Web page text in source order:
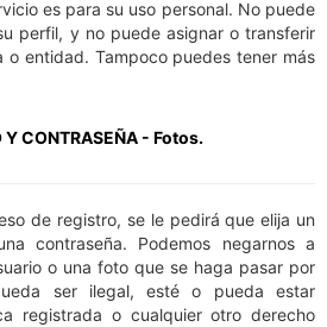
es para su uso personal. No puede
perfil, y no puede asignar o transferir
o entidad. Tampoco puedes tener más
Y CONTRASEÑA - Fotos.
de registro, se le pedirá que elija un
contraseña. Podemos negarnos a
o una foto que se haga pasar por
ser ilegal, esté o pueda estar
registrada o cualquier otro derecho